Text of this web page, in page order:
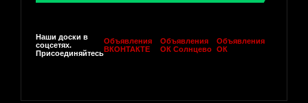
Наши доски в
соцсетях.
Присоединяйтесь
Объявления
ВКОНТАКТЕ
Объявления
ОК Солнцево
Объявления
ОК